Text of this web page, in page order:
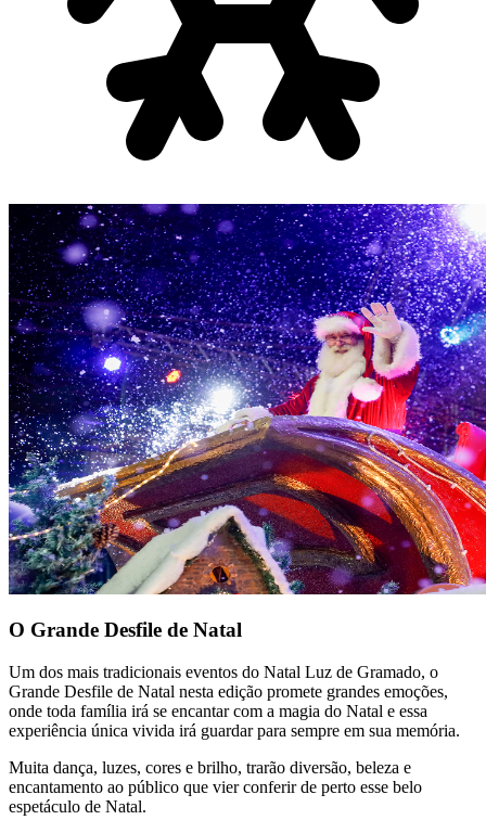
O Grande Desfile de Natal
Um dos mais tradicionais eventos do Natal Luz de Gramado, o
Grande Desfile de Natal nesta edição promete grandes emoções,
onde toda família irá se encantar com a magia do Natal e essa
experiência única vivida irá guardar para sempre em sua memória.
Muita dança, luzes, cores e brilho, trarão diversão, beleza e
encantamento ao público que vier conferir de perto esse belo
espetáculo de Natal.